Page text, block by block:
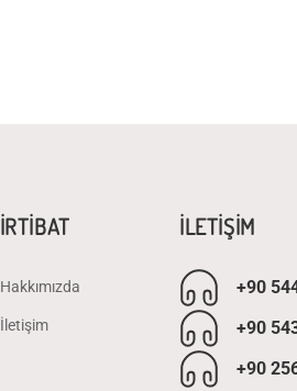
İRTİBAT
Hakkımızda
İletişim
İLETİŞİM
+90
+90
+90